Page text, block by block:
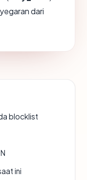
dari
blocklist
ini